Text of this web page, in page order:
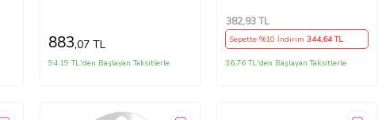
883,07 TL
94,19 TL'den Başlayan Taksitlerle
382,93 TL
Sepette %10 İndirim 344,64 TL
36,76 TL'den Başlayan Taksitlerle